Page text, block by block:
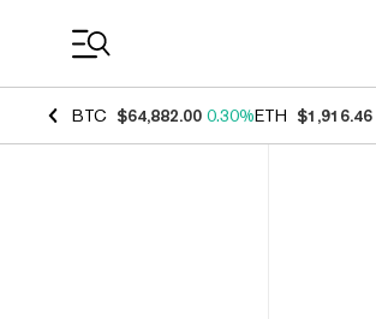
BTC $64,882.00 0.30%ETH $1,916.46